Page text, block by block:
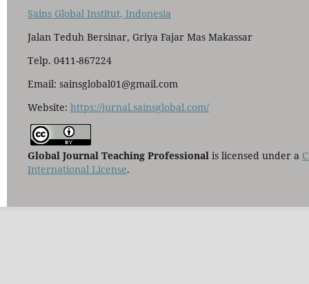
Sains Global Institut, Indonesia
Jalan Teduh Bersinar, Griya Fajar Mas Makassar
Telp. 0411-867224
Email: sainsglobal01@gmail.com
Website: https://jurnal.sainsglobal.com/
Global Journal Teaching Professionalis licensed under a
International License.